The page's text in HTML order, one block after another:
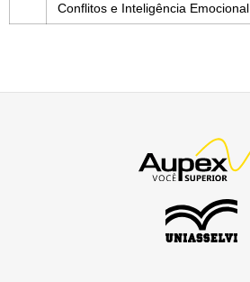
Conflitos e Inteligência Emocional